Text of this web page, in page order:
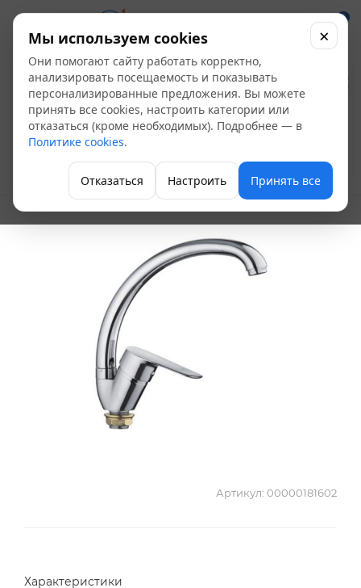
0
Смеситель мойка
FRAP F41703-В
одноручный
Однорычажные смесители для кухни
Артикул: 00000181602
Характеристики
Мы используем cookies
Они помогают сайту работать корректно,
анализировать посещаемость и показывать
персонализированные предложения. Вы можете
принять все cookies, настроить категории или
отказаться (кроме необходимых). Подробнее — в
Политике cookies.
Отказаться Настроить Принять все
×